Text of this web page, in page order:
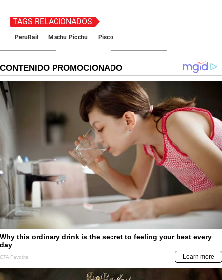
TAGS RELACIONADOS
PeruRail Machu Picchu Pisco